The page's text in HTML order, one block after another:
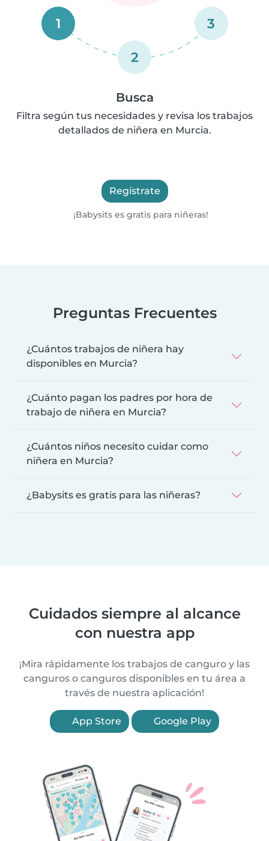
1
2
3
Busca
Filtra según tus necesidades y revisa los trabajos
detallados de niñera en Murcia.
Regístrate
¡Babysits es gratis para niñeras!
Preguntas Frecuentes
¿Cuántos trabajos de niñera hay
disponibles en Murcia?
¿Cuánto pagan los padres por hora de
trabajo de niñera en Murcia?
¿Cuántos niños necesito cuidar como
niñera en Murcia?
¿Babysits es gratis para las niñeras?
Cuidados siempre al alcance
con nuestra app
¡Mira rápidamente los trabajos de canguro y las
canguros o canguros disponibles en tu área a
través de nuestra aplicación!
App Store Google Play